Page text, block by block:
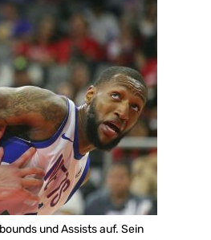
und Assists auf. Sein